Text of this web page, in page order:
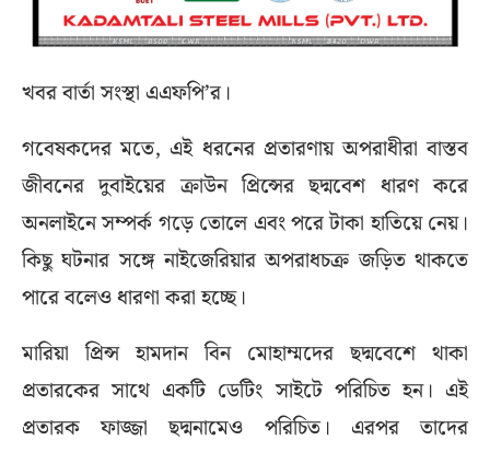
খবর বার্তা সংস্থা এএফপি’র।
গবেষকদের মতে, এই ধরনের প্রতারণায় অপরাধীরা বাস্তব
জীবনের দুবাইয়ের ক্রাউন প্রিন্সের ছদ্মবেশ ধারণ করে
অনলাইনে সম্পর্ক গড়ে তোলে এবং পরে টাকা হাতিয়ে নেয়।
কিছু ঘটনার সঙ্গে নাইজেরিয়ার অপরাধচক্র জড়িত থাকতে
পারে বলেও ধারণা করা হচ্ছে।
মারিয়া প্রিন্স হামদান বিন মোহাম্মদের ছদ্মবেশে থাকা
প্রতারকের সাথে একটি ডেটিং সাইটে পরিচিত হন। এই
প্রতারক ফাজ্জা ছদ্মনামেও পরিচিত। এরপর তাদের